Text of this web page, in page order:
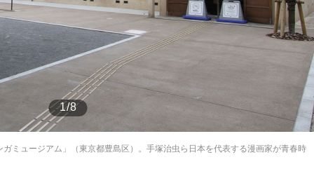
が鹿児島で3月に死去し...
もっと見る
1/8
ミュージアム」（東京都豊島区）。手塚治虫ら日本を代表する漫画家が青春時